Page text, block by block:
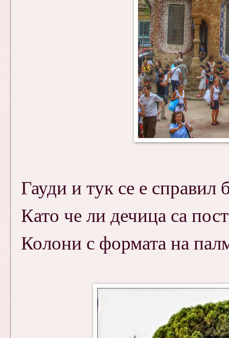
Гауди и тук се е справил
Като че ли дечица са
Колони с формата на